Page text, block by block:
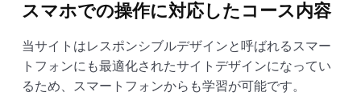
スマホでの操作に対応したコース内容
当サイトはレスポンシブルデザインと呼ばれるスマー
トフォンにも最適化されたサイトデザインになってい
るため、スマートフォンからも学習が可能です。